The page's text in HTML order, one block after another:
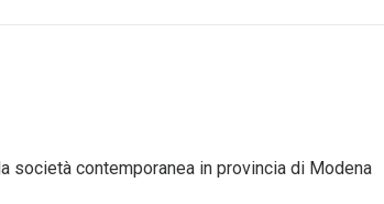
contemporanea in provincia di Modena